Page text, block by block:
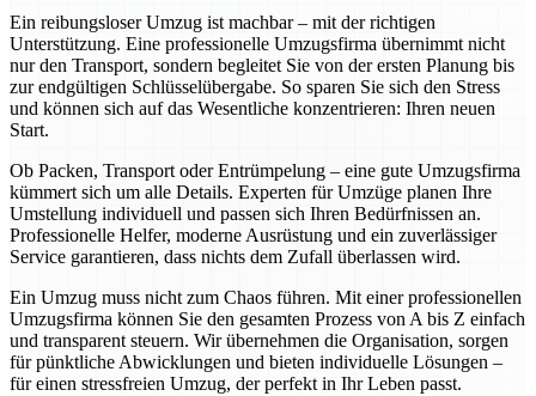
Ein reibungsloser Umzug ist machbar – mit der richtigen
Unterstützung. Eine professionelle Umzugsfirma übernimmt nicht
nur den Transport, sondern begleitet Sie von der ersten Planung bis
zur endgültigen Schlüsselübergabe. So sparen Sie sich den Stress
und können sich auf das Wesentliche konzentrieren: Ihren neuen
Start.
Ob Packen, Transport oder Entrümpelung – eine gute Umzugsfirma
kümmert sich um alle Details. Experten für Umzüge planen Ihre
Umstellung individuell und passen sich Ihren Bedürfnissen an.
Professionelle Helfer, moderne Ausrüstung und ein zuverlässiger
Service garantieren, dass nichts dem Zufall überlassen wird.
Ein Umzug muss nicht zum Chaos führen. Mit einer professionellen
Umzugsfirma können Sie den gesamten Prozess von A bis Z einfach
und transparent steuern. Wir übernehmen die Organisation, sorgen
für pünktliche Abwicklungen und bieten individuelle Lösungen –
für einen stressfreien Umzug, der perfekt in Ihr Leben passt.